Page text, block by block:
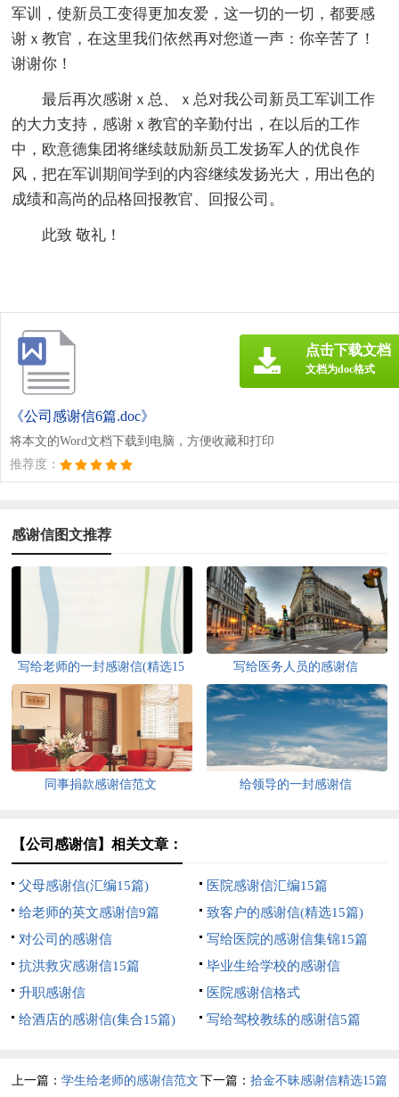
军训，使新员工变得更加友爱，这一切的一切，都要感
谢ｘ教官，在这里我们依然再对您道一声：你辛苦了！
谢谢你！
最后再次感谢ｘ总、ｘ总对我公司新员工军训工作
的大力支持，感谢ｘ教官的辛勤付出，在以后的工作
中，欧意德集团将继续鼓励新员工发扬军人的优良作
风，把在军训期间学到的内容继续发扬光大，用出色的
成绩和高尚的品格回报教官、回报公司。
此致 敬礼！
《公司感谢信6篇.doc》
将本文的Word文档下载到电脑，方便收藏和打印
推荐度：
点击下载文档
文档为doc格式
感谢信图文推荐
写给老师的一封感谢信(精选15
篇)
写给医务人员的感谢信
同事捐款感谢信范文 给领导的一封感谢信
【公司感谢信】相关文章：
父母感谢信(汇编15篇)
医院感谢信汇编15篇
给老师的英文感谢信9篇
致客户的感谢信(精选15篇)
对公司的感谢信
写给医院的感谢信集锦15篇
抗洪救灾感谢信15篇
毕业生给学校的感谢信
升职感谢信
医院感谢信格式
给酒店的感谢信(集合15篇)
写给驾校教练的感谢信5篇
上一篇：学生给老师的感谢信范文 下一篇： 拾金不昧感谢信精选15篇